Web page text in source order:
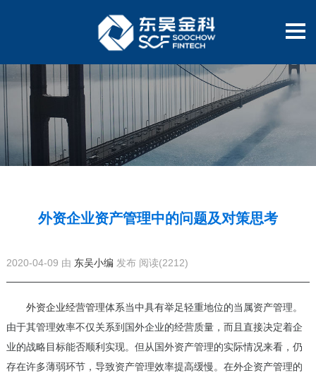
外资企业资产管理中的问题及对策思考
2020-04-09 由 东吴小编 发布 阅读(2212)
外资企业经营管理体系当中具有举足轻重地位的当属资产管理。
由于其管理效率不仅关系到国外企业的经营质量，而且直接决定着企
业的战略目标能否顺利实现。但从国外资产管理的实际情况来看，仍
存在许多薄弱环节，导致资产管理效率提高缓慢。在外企资产管理的